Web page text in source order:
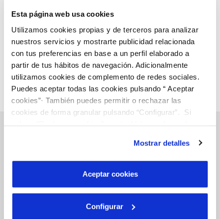
Esta página web usa cookies
Utilizamos cookies propias y de terceros para analizar
nuestros servicios y mostrarte publicidad relacionada
con tus preferencias en base a un perfil elaborado a
partir de tus hábitos de navegación. Adicionalmente
utilizamos cookies de complemento de redes sociales.
Puedes aceptar todas las cookies pulsando “ Aceptar
cookies”· También puedes permitir o rechazar las
cookies de forma granular pulsando “Configurar”. Si
son indispensables para que el sitio web funcione y que
por tanto no se pueden desactivar. Puedes consultar
más información en nuestraPolítica de Cookies
Mostrar detalles
Aceptar cookies
Configurar